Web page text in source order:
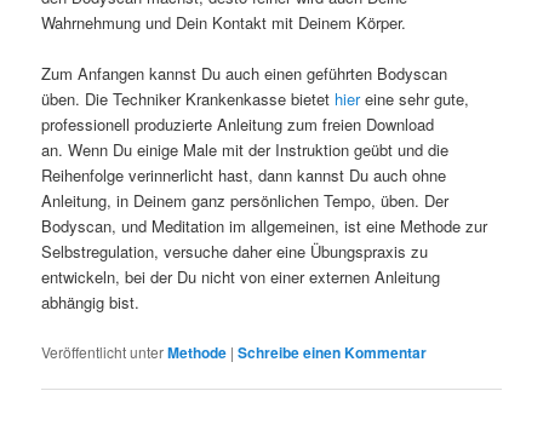
Wahrnehmung und Dein Kontakt mit Deinem Körper.
Zum Anfangen kannst Du auch einen geführten Bodyscan
üben. Die Techniker Krankenkasse bietet hiereine sehr gute,
professionell produzierte Anleitung zum freien Download
an. Wenn Du einige Male mit der Instruktion geübt und die
Reihenfolge verinnerlicht hast, dann kannst Du auch ohne
Anleitung, in Deinem ganz persönlichen Tempo, üben. Der
Bodyscan, und Meditation im allgemeinen, ist eine Methode zur
Selbstregulation, versuche daher eine Übungspraxis zu
entwickeln, bei der Du nicht von einer externen Anleitung
abhängig bist.
Veröffentlicht unterMethode |Schreibe einen Kommentar